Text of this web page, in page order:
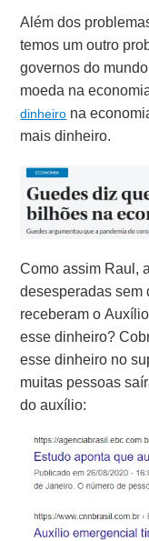
Além dos
temos um outro
governos do
moeda na
dinheiro na
mais dinheiro.
Como assim Raul,
desesperadas sem
receberam o
esse dinheiro?
esse dinheiro no
muitas pessoas
do auxílio: